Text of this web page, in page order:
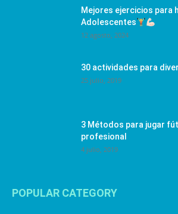
Mejores ejercicios para
Adolescentes
12 agosto, 2024
30 actividades para
25 julio, 2019
3 Métodos para jugar
profesional
4 julio, 2019
POPULAR CATEGORY